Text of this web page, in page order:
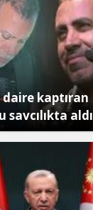
kaptıran
aldı